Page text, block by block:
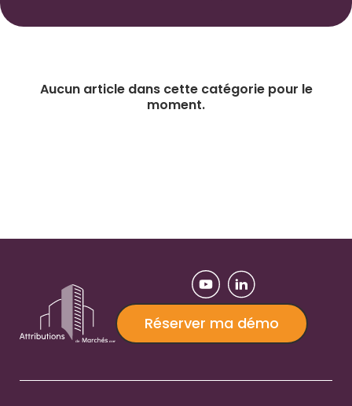
Aucun article dans cette catégorie pour le
moment.
Réserver ma démo